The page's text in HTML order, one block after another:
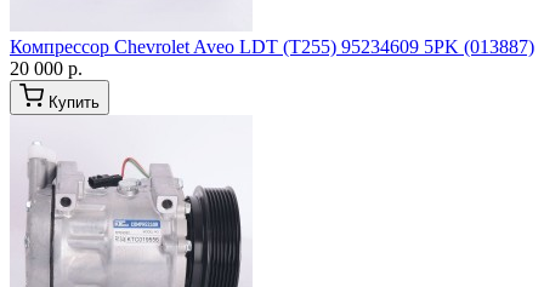
Компрессор Chevrolet Aveo LDT (T255) 95234609 5PK (013887)
20 000 р.
Купить